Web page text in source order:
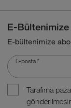
E-
E-bültenimize
E-posta *
Tarafıma